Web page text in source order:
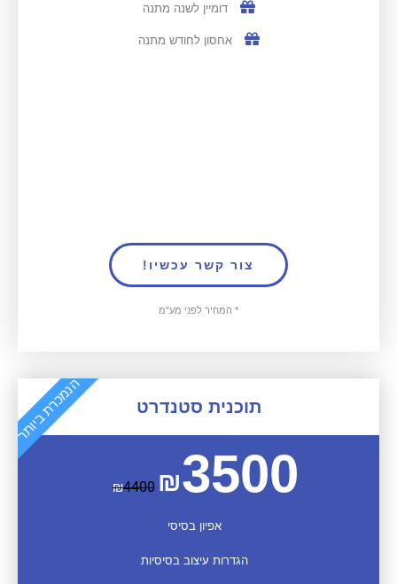
דומיין לשנה מתנה
אחסון לחודש מתנה
צור קשר עכשיו!
* המחיר לפני מע"מ
תוכנית סטנדרט
₪4400 ₪3500
אפיון בסיסי
הגדרות עיצוב בסיסיות
הנמכרת ביותר